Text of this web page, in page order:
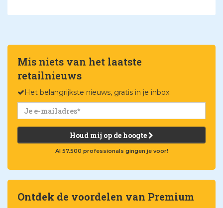
Mis niets van het laatste
retailnieuws
Het belangrijkste nieuws, gratis in je inbox
Houd mij op de hoogte
Al 57.500 professionals gingen je voor!
Ontdek de voordelen van Premium